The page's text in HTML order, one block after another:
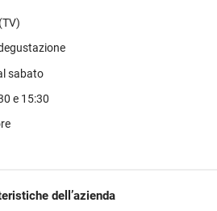
sabato
e 15:30
dell’azienda